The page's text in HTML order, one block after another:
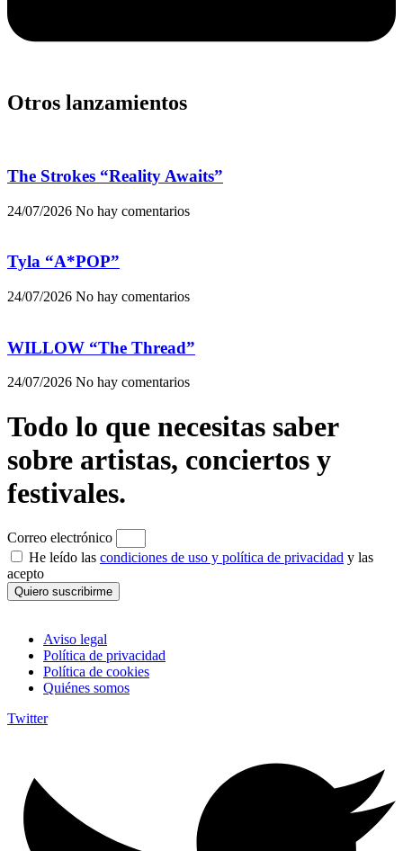
Otros lanzamientos
The Strokes “Reality Awaits”
24/07/2026 No hay comentarios
Tyla “A*POP”
24/07/2026 No hay comentarios
WILLOW “The Thread”
24/07/2026 No hay comentarios
Todo lo que necesitas saber
sobre artistas, conciertos y
festivales.
Correo electrónico
He leído las condiciones de uso y política de privacidad y las
acepto
Quiero suscribirme
Aviso legal
Política de privacidad
Política de cookies
Quiénes somos
Twitter